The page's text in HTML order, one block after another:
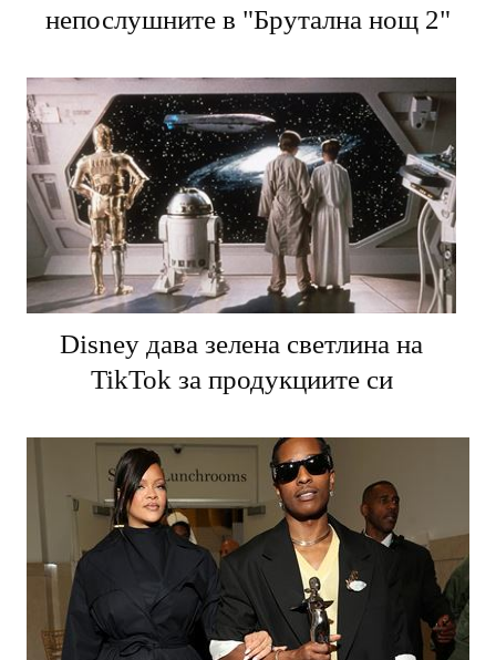
непослушните в "Брутална нощ 2"
Disney дава зелена светлина на
TikTok за продукциите си